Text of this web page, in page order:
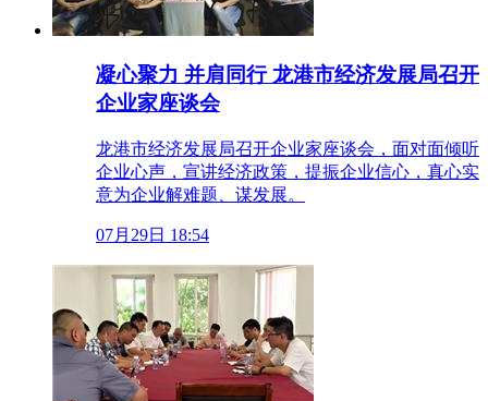
凝心聚力 并肩同行 龙港市经济发展局召开
企业家座谈会
龙港市经济发展局召开企业家座谈会，面对面倾听
企业心声，宣讲经济政策，提振企业信心，真心实
意为企业解难题、谋发展。
07月29日 18:54